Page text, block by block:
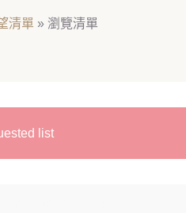
清單 » 瀏覽清單
list